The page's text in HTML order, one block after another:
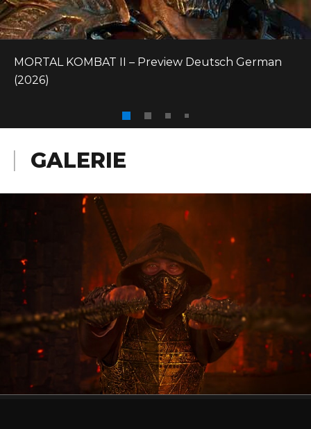
MORTAL KOMBAT II – Preview Deutsch German
(2026)
GALERIE